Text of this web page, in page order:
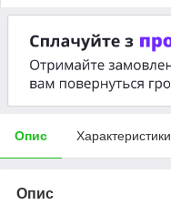
Опис Характеристики
Опис